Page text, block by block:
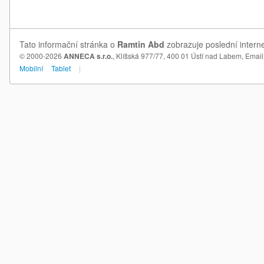
Tato informační stránka o Ramtin Abd zobrazuje poslední
© 2000-2026 ANNECA s.r.o., Klíšská 977/77, 400 01 Ústí nad Labem,
Mobilní
Tablet |